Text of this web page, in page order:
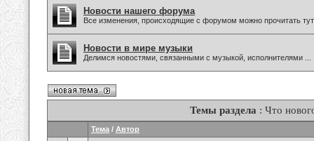
Новости нашего форума
Все изменения, происходящие с форумом можно прочитать
Новости в мире музыки
Делимся новостями, связанными с музыкой, исполнителями ...
Темы раздела : Что
Тема / Автор